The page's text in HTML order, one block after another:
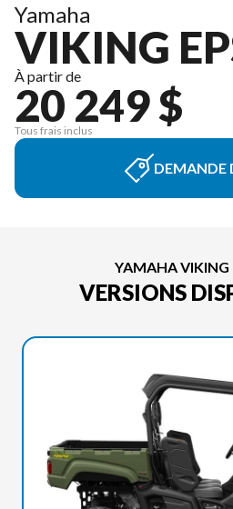
Yamaha
VIKING
À partir de
20 249 $
Tous frais inclus
DEMANDE
YAMAHA VIKING
VERSIONS